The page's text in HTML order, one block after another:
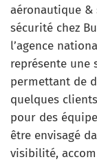
aéronautique
sécurité chez
l’agence
représente
permettant de
quelques
pour des
être envisagé
visibilité,